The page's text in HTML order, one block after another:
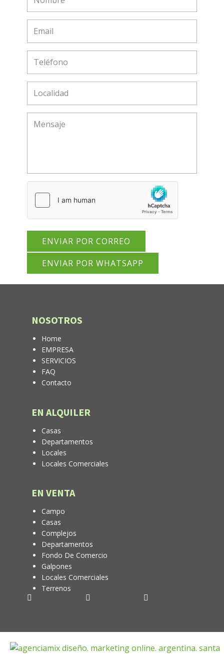
ENVIAR POR CORREO
ENVIAR POR WHATSAPP
NOSOTROS
Home
EMPRESA
SERVICIOS
FAQ
Contacto
EN ALQUILER
Casas
Departamentos
Locales
Locales Comerciales
EN VENTA
Campo
Casas
Complejos
Departamentos
Fondo De Comercio
Galpones
Locales Comerciales
Terrenos